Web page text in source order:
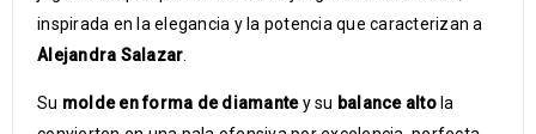
inspirada en la elegancia y la potencia que caracterizan a
Alejandra Salazar
Su molde en forma de diamantey su balance altola